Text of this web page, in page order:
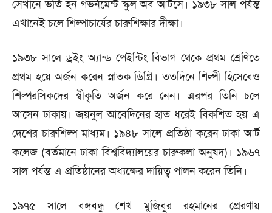
সেখানে ভর্তি হন গভর্নমেন্ট স্কুল অব আর্টসে। ১৯৩৮ সাল পর্যন্ত
এখানেই চলে শিল্পাচার্যের চারুশিক্ষার দীক্ষা।
১৯৩৮ সালে ড্রইং অ্যান্ড পেইন্টিং বিভাগ থেকে প্রথম শ্রেণিতে
প্রথম হয়ে অর্জন করেন স্নাতক ডিগ্রি। ততদিনে শিল্পী হিসেবেও
শিল্পরসিকদের স্বীকৃতি অর্জন করে নেন। এরপর তিনি চলে
আসেন ঢাকায়। জয়নুল আবেদিনের হাত ধরেই বিকশিত হয় এ
দেশের চারুশিল্প মাধ্যম। ১৯৪৮ সালে প্রতিষ্ঠা করেন ঢাকা আর্ট
কলেজ (বর্তমানে ঢাকা বিশ্ববিদ্যালয়ের চারুকলা অনুষদ)। ১৯৬৭
সাল পর্যন্ত এ প্রতিষ্ঠানের অধ্যক্ষের দায়িত্ব পালন করেন তিনি।
১৯৭৫ সালে বঙ্গবন্ধু শেখ মুজিবুর রহমানের প্রেরণায়